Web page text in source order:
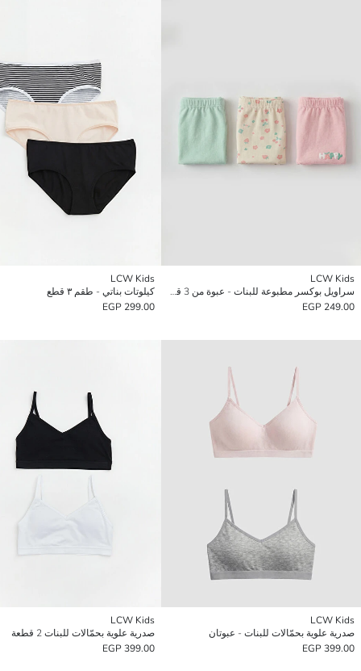
LCW Kids
سراويل بوكسر مطبوعة للبنات - عبوة من 3 قطع
249.00 EGP
LCW Kids
كيلوتات بناتي - طقم ٣ قطع
299.00 EGP
LCW Kids
صدرية علوية بحمّالات للبنات - عبوتان
399.00 EGP
LCW Kids
صدرية علوية بحمّالات للبنات 2 قطعة
399.00 EGP